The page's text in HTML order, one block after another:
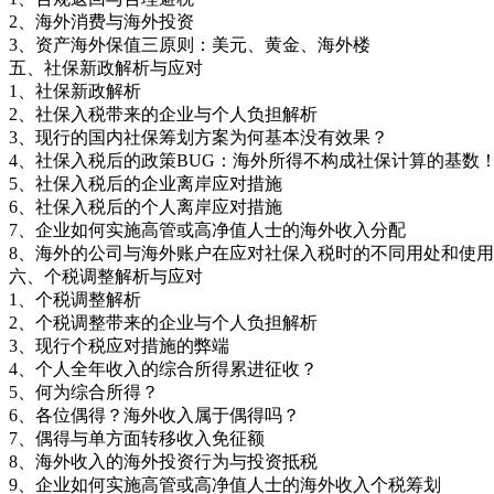
2、海外消费与海外投资
3、资产海外保值三原则：美元、黄金、海外楼
五、社保新政解析与应对
1、社保新政解析
2、社保入税带来的企业与个人负担解析
3、现行的国内社保筹划方案为何基本没有效果？
4、社保入税后的政策BUG：海外所得不构成社保计算的基数！
5、社保入税后的企业离岸应对措施
6、社保入税后的个人离岸应对措施
7、企业如何实施高管或高净值人士的海外收入分配
8、海外的公司与海外账户在应对社保入税时的不同用处和使
六、个税调整解析与应对
1、个税调整解析
2、个税调整带来的企业与个人负担解析
3、现行个税应对措施的弊端
4、个人全年收入的综合所得累进征收？
5、何为综合所得？
6、各位偶得？海外收入属于偶得吗？
7、偶得与单方面转移收入免征额
8、海外收入的海外投资行为与投资抵税
9、企业如何实施高管或高净值人士的海外收入个税筹划